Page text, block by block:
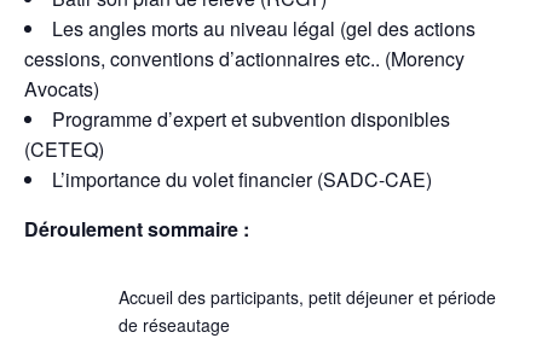
Les angles morts au niveau légal (gel des actions
cessions, conventions d’actionnaires etc.. (Morency
Avocats)
Programme d’expert et subvention disponibles
(CETEQ)
L’importance du volet financier (SADC-CAE)
Déroulementsommaire :
Accueil des participants, petit déjeuner et période
de réseautage